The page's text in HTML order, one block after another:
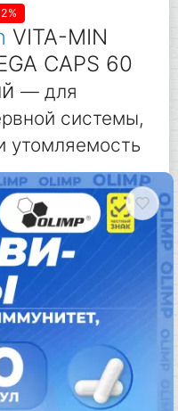
VITA-MIN
CAPS 60
— для
системы,
утомляемость